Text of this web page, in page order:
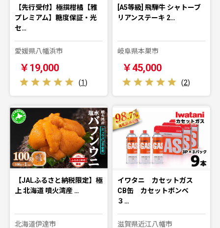
【先行受付】極撰柑橘【雅
プレミアム】糖度保証・光
セ…
愛媛県八幡浜市
￥19,000
(1)
[A5等級] 飛騨牛 シャトーブ
リアンステーキ 2…
岐阜県本巣市
￥45,000
(2)
【JALふるさと納税限定】極
上 北海道 噴火湾産 …
北海道伊達市
イワタニ カセットガス
CB缶 カセットボンベ
３…
滋賀県近江八幡市